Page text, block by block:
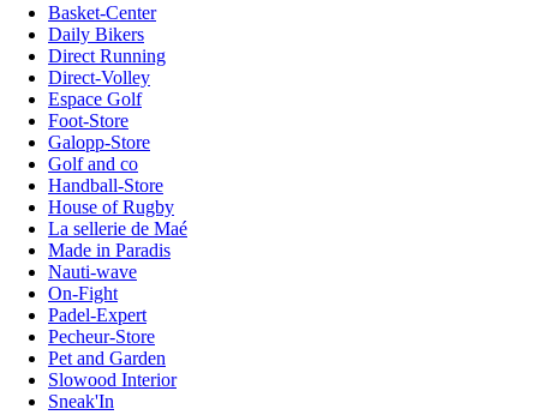
Basket-Center
Daily Bikers
Direct Running
Direct-Volley
Espace Golf
Foot-Store
Galopp-Store
Golf and co
Handball-Store
House of Rugby
La sellerie de Maé
Made in Paradis
Nauti-wave
On-Fight
Padel-Expert
Pecheur-Store
Pet and Garden
Slowood Interior
Sneak'In